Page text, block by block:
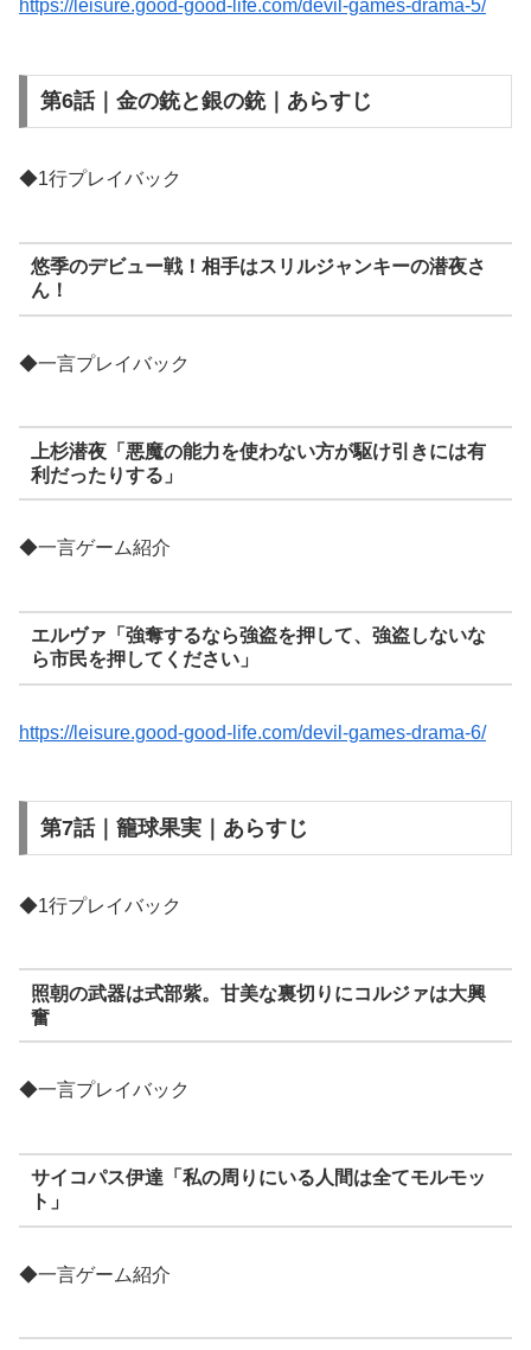
https://leisure.good-good-life.com/devil-games-drama-5/
第6話｜金の銃と銀の銃｜あらすじ
◆1行プレイバック
悠季のデビュー戦！相手はスリルジャンキーの潜夜さ
ん！
◆一言プレイバック
上杉潜夜「悪魔の能力を使わない方が駆け引きには有
利だったりする」
◆一言ゲーム紹介
エルヴァ「強奪するなら強盗を押して、強盗しないな
ら市民を押してください」
https://leisure.good-good-life.com/devil-games-drama-6/
第7話｜籠球果実｜あらすじ
◆1行プレイバック
照朝の武器は式部紫。甘美な裏切りにコルジァは大興
奮
◆一言プレイバック
サイコパス伊達「私の周りにいる人間は全てモルモッ
ト」
◆一言ゲーム紹介